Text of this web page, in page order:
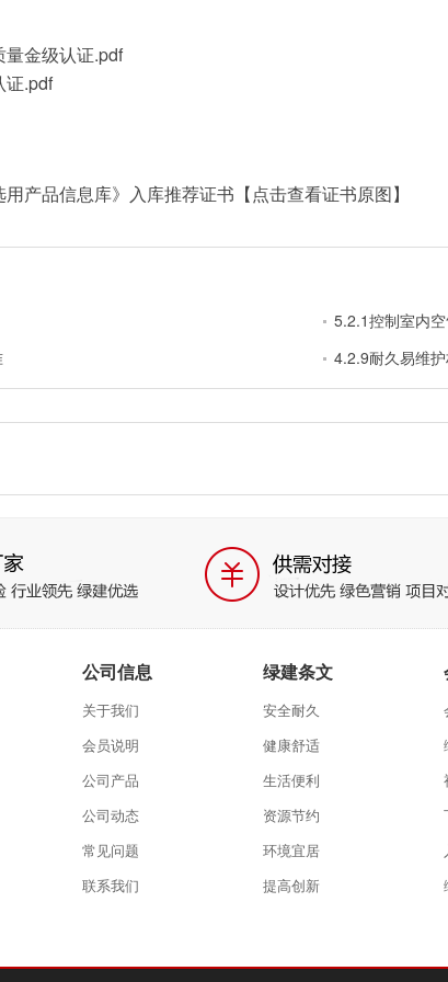
量金级认证.pdf
证.pdf
产品信息库》入库推荐证书【点击查看证书原图】
5.2.1控制室内
4.2.9耐久易维
公司信息
关于我们
会员说明
公司产品
公司动态
常见问题
联系我们
绿建条文
安全耐久
健康舒适
生活便利
资源节约
环境宜居
提高创新